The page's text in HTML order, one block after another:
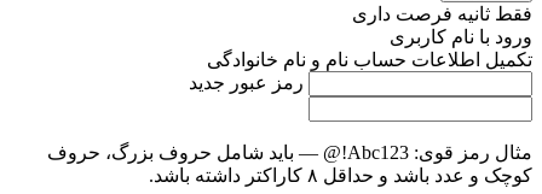
فقط ثانیه فرصت داری
ورود با نام کاربری
تکمیل اطلاعات حساب نام و نام خانوادگی
رمز عبور جدید
مثال رمز قوی: Abc123!@
— باید شامل حروف بزرگ، حروف
کوچک و عدد باشد و حداقل ۸ کاراکتر داشته باشد.